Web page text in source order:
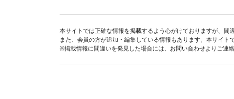
本サイトでは正確な情報を掲載するよう心がけておりますが、間
また、会員の方が追加・編集している情報もあります。本サイト
※掲載情報に間違いを発見した場合には、 お問い合わせよりご連